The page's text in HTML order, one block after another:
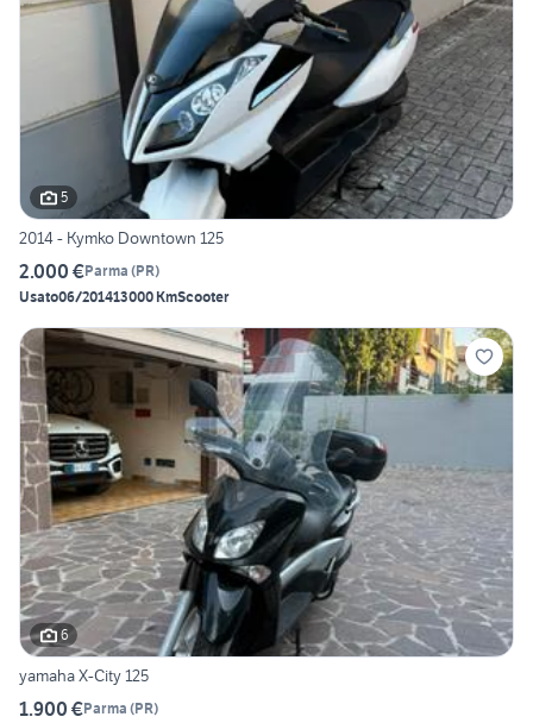
5
2014 - Kymko Downtown 125
2.000 €Parma (PR)
Usato06/201413000 KmScooter
6
yamaha X-City 125
1.900 €Parma (PR)